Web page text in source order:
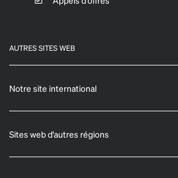
AUTRES SITES WEB
Notre site international
Sites web d'autres régions